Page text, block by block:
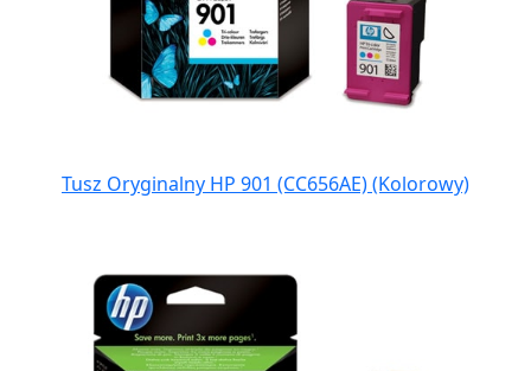
Tusz Oryginalny HP 901 (CC656AE) (Kolorowy)